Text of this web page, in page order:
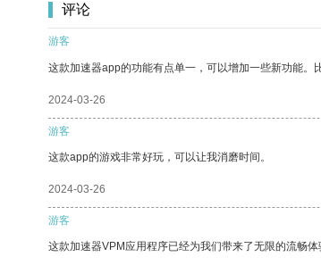
评论
游客
这款加速器app的功能有点单一，可以增加一些新功能。
2024-03-26
游客
这款app的游戏非常好玩，可以让我消磨时间。
2024-03-26
游客
这款加速器VPM应用程序已经为我们带来了无限的流畅体